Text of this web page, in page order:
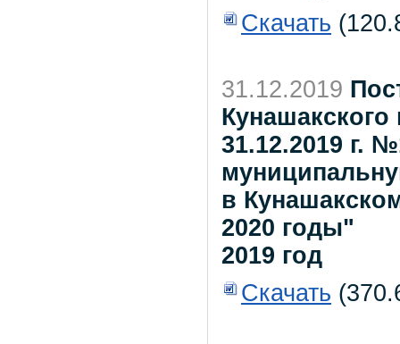
Скачать
31.12.2019
31.12.2019 г.
в
2020 годы"
2019 год
Скачать